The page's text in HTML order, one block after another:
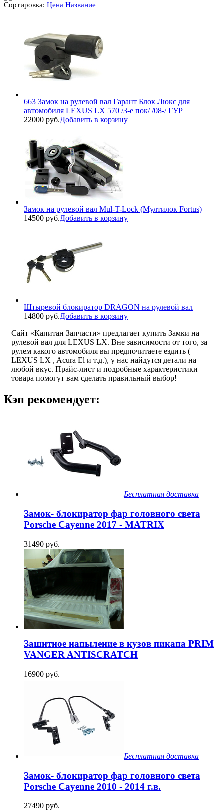
Сортировка: Цена Название
663 Замок на рулевой вал Гарант Блок Люкс для
автомобиля LEXUS LX 570 /3-е пок/ /08-/ ГУР
22000 руб.Добавить в корзину
Замок на рулевой вал Mul-T-Lock (Мултилок Fortus)
14500 руб.Добавить в корзину
Штыревой блокиратор DRAGON на рулевой вал
14800 руб.Добавить в корзину
Сайт «Капитан Запчасти» предлагает купить Замки на
рулевой вал для LEXUS LX. Вне зависимости от того, за
рулем какого автомобиля вы предпочитаете ездить (
LEXUS LX , Acura El и т.д.), у нас найдутся детали на
любой вкус. Прайс-лист и подробные характеристики
товара помогут вам сделать правильный выбор!
Кэп рекомендует:
Бесплатная доставка
Замок- блокиратор фар головного света
Porsche Cayenne 2017 - MATRIX
31490 руб.
Зашитное напыление в кузов пикапа PRIM
VANGER ANTISCRATCH
16900 руб.
Бесплатная доставка
Замок- блокиратор фар головного света
Porsche Cayenne 2010 - 2014 г.в.
27490 руб.